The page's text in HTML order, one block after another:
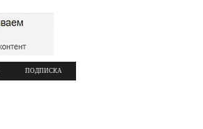
ПОДПИСКА